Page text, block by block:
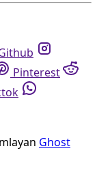
Pinterest
Ghost